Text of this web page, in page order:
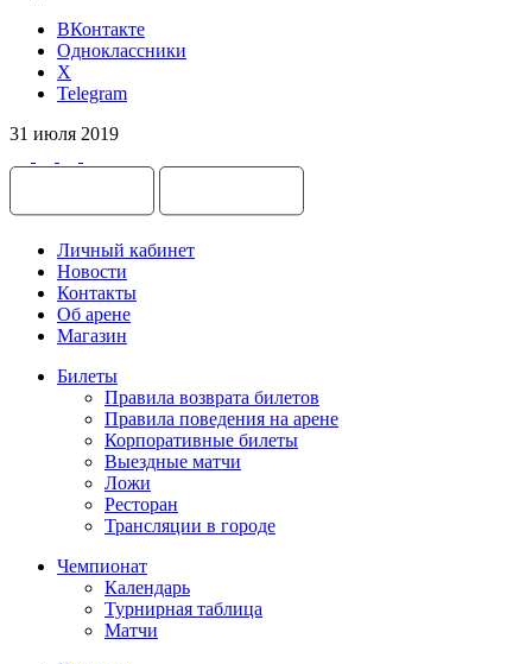
ВКонтакте
Одноклассники
X
Telegram
31 июля 2019
Личный кабинет
Новости
Контакты
Об арене
Магазин
Билеты
Правила возврата билетов
Правила поведения на арене
Корпоративные билеты
Выездные матчи
Ложи
Ресторан
Трансляции в городе
Чемпионат
Календарь
Турнирная таблица
Матчи